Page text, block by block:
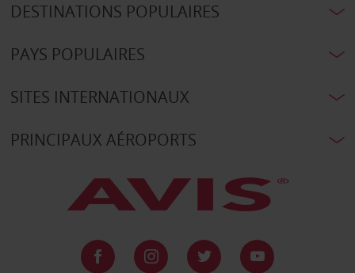
DESTINATIONS POPULAIRES
PAYS POPULAIRES
SITES INTERNATIONAUX
PRINCIPAUX AÉROPORTS